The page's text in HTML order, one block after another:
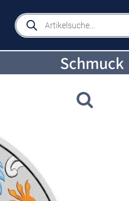
Products
search
Schmuck